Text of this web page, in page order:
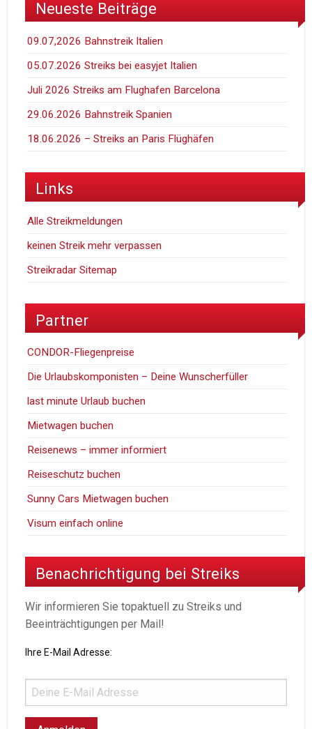
Neueste Beiträge
09.07,2026 Bahnstreik Italien
05.07.2026 Streiks bei easyjet Italien
Juli 2026 Streiks am Flughafen Barcelona
29.06.2026 Bahnstreik Spanien
18.06.2026 – Streiks an Paris Flüghäfen
Links
Alle Streikmeldungen
keinen Streik mehr verpassen
Streikradar Sitemap
Partner
CONDOR-Fliegenpreise
Die Urlaubskomponisten – Deine Wunscherfüller
last minute Urlaub buchen
Mietwagen buchen
Reisenews – immer informiert
Reiseschutz buchen
Sunny Cars Mietwagen buchen
Visum einfach online
Benachrichtigung bei Streiks
Wir informieren Sie topaktuell zu Streiks und
Beeinträchtigungen per Mail!
Ihre E-Mail Adresse: